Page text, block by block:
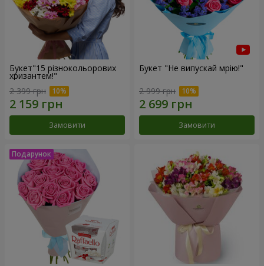
Букет"15 різнокольорових
хризантем!"
2 399 грн
Замовити
Букет "Не випускай мрію!"
2 999 грн
Замовити